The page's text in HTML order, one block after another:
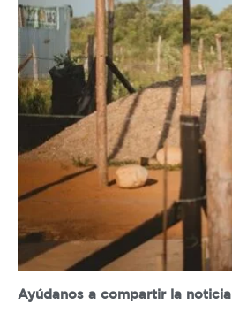
Ayúdanos a compartir la noticia